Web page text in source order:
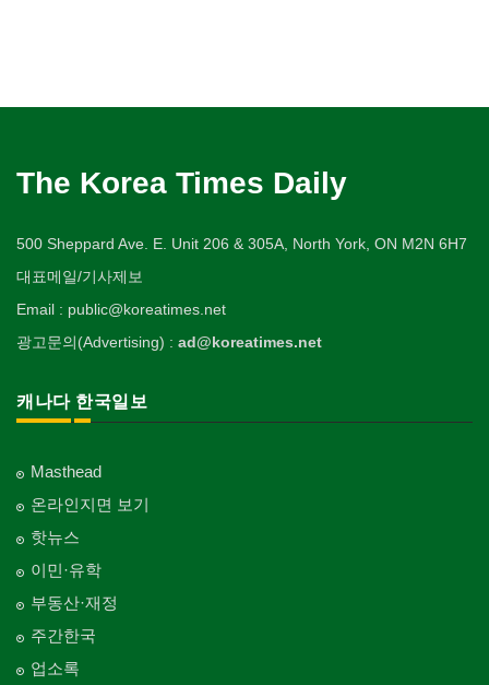
The Korea Times Daily
500 Sheppard Ave. E. Unit 206 & 305A, North York, ON M2N 6H7
대표메일/기사제보
Email : public@koreatimes.net
광고문의(Advertising) : ad@koreatimes.net
캐나다 한국일보
Masthead
온라인지면 보기
핫뉴스
이민·유학
부동산·재정
주간한국
업소록